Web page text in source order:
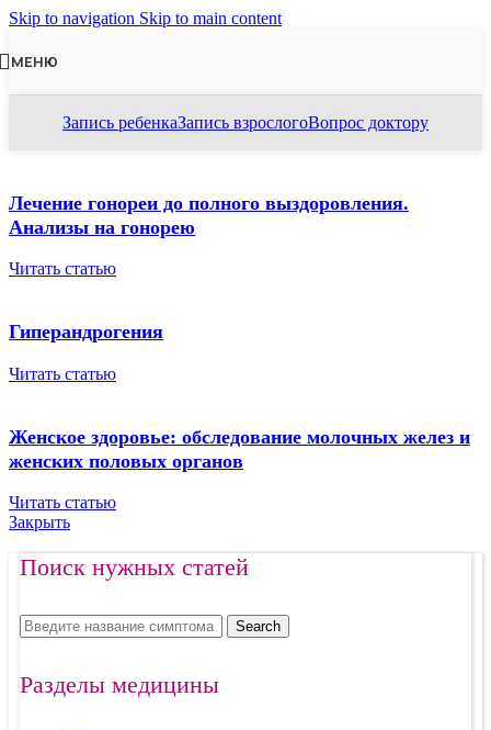
Skip to navigation Skip to main content
МЕНЮ
Запись ребенкаЗапись взрослогоВопрос доктору
Лечение гонореи до полного выздоровления.
Анализы на гонорею
Читать статью
Гиперандрогения
Читать статью
Женское здоровье: обследование молочных желез и
женских половых органов
Читать статью
Закрыть
Поиск нужных статей
Search
Разделы медицины